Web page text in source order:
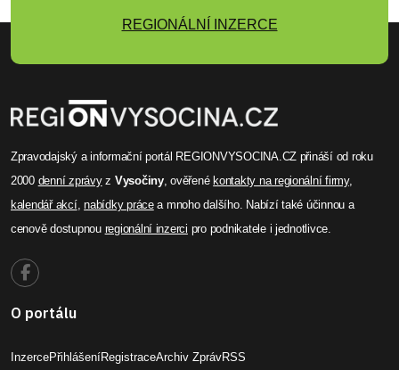
REGIONÁLNÍ INZERCE
Zpravodajský a informační portál REGIONVYSOCINA.CZ přináší od roku
2000 denní zprávyz Vysočiny, ověřené kontakty na regionální firmy,
kalendář akcí,nabídky prácea mnoho dalšího. Nabízí také účinnou a
cenově dostupnou regionální inzerci pro podnikatele i jednotlivce.
O portálu
InzercePřihlášeníRegistraceArchiv ZprávRSS